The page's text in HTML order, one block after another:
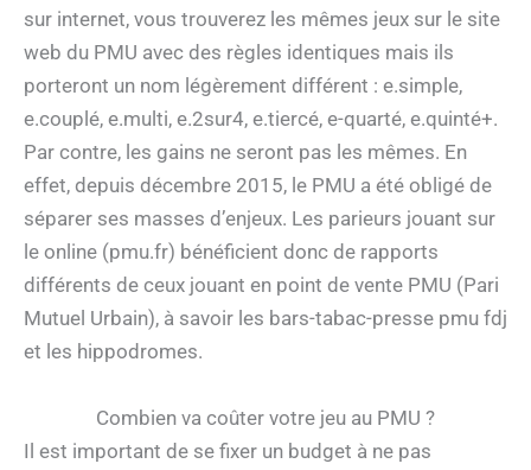
sur internet, vous trouverez les mêmes jeux sur le site
web du PMU avec des règles identiques mais ils
porteront un nom légèrement différent : e.simple,
e.couplé, e.multi, e.2sur4, e.tiercé, e-quarté, e.quinté+.
Par contre, les gains ne seront pas les mêmes. En
effet, depuis décembre 2015, le PMU a été obligé de
séparer ses masses d’enjeux. Les parieurs jouant sur
le online (pmu.fr) bénéficient donc de rapports
différents de ceux jouant en point de vente PMU (Pari
Mutuel Urbain), à savoir les bars-tabac-presse pmu fdj
et les hippodromes.
Combien va coûter votre jeu au PMU ?
Il est important de se fixer un budget à ne pas